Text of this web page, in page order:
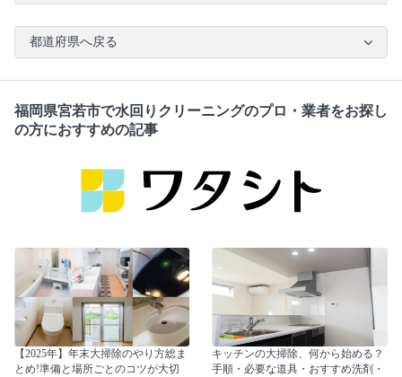
都道府県へ戻る
福岡県宮若市で水回りクリーニングのプロ・業者をお探し
の方におすすめの記事
【2025年】年末大掃除のやり方総ま
とめ!準備と場所ごとのコツが大切
キッチンの大掃除、何から始める？
手順・必要な道具・おすすめ洗剤・